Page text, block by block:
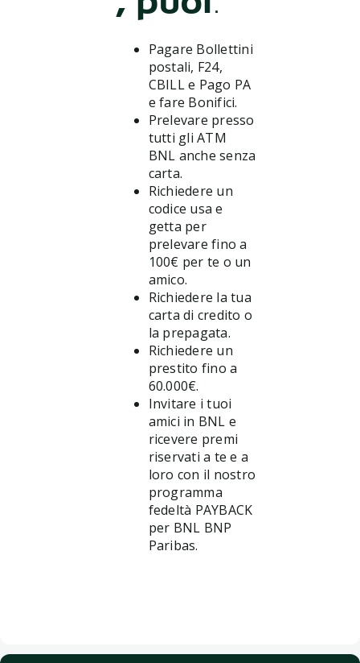
Pagare Bollettini
postali, F24,
CBILL e Pago PA
e fare Bonifici.
Prelevare presso
tutti gli ATM
BNL anche senza
carta.
Richiedere un
codice usa e
getta per
prelevare fino a
100€ per te o un
amico.
Richiedere la tua
carta di credito o
la prepagata.
Richiedere un
prestito fino a
60.000€.
Invitare i tuoi
amici in BNL e
ricevere premi
riservati a te e a
loro con il nostro
programma
fedeltà PAYBACK
per BNL BNP
Paribas.